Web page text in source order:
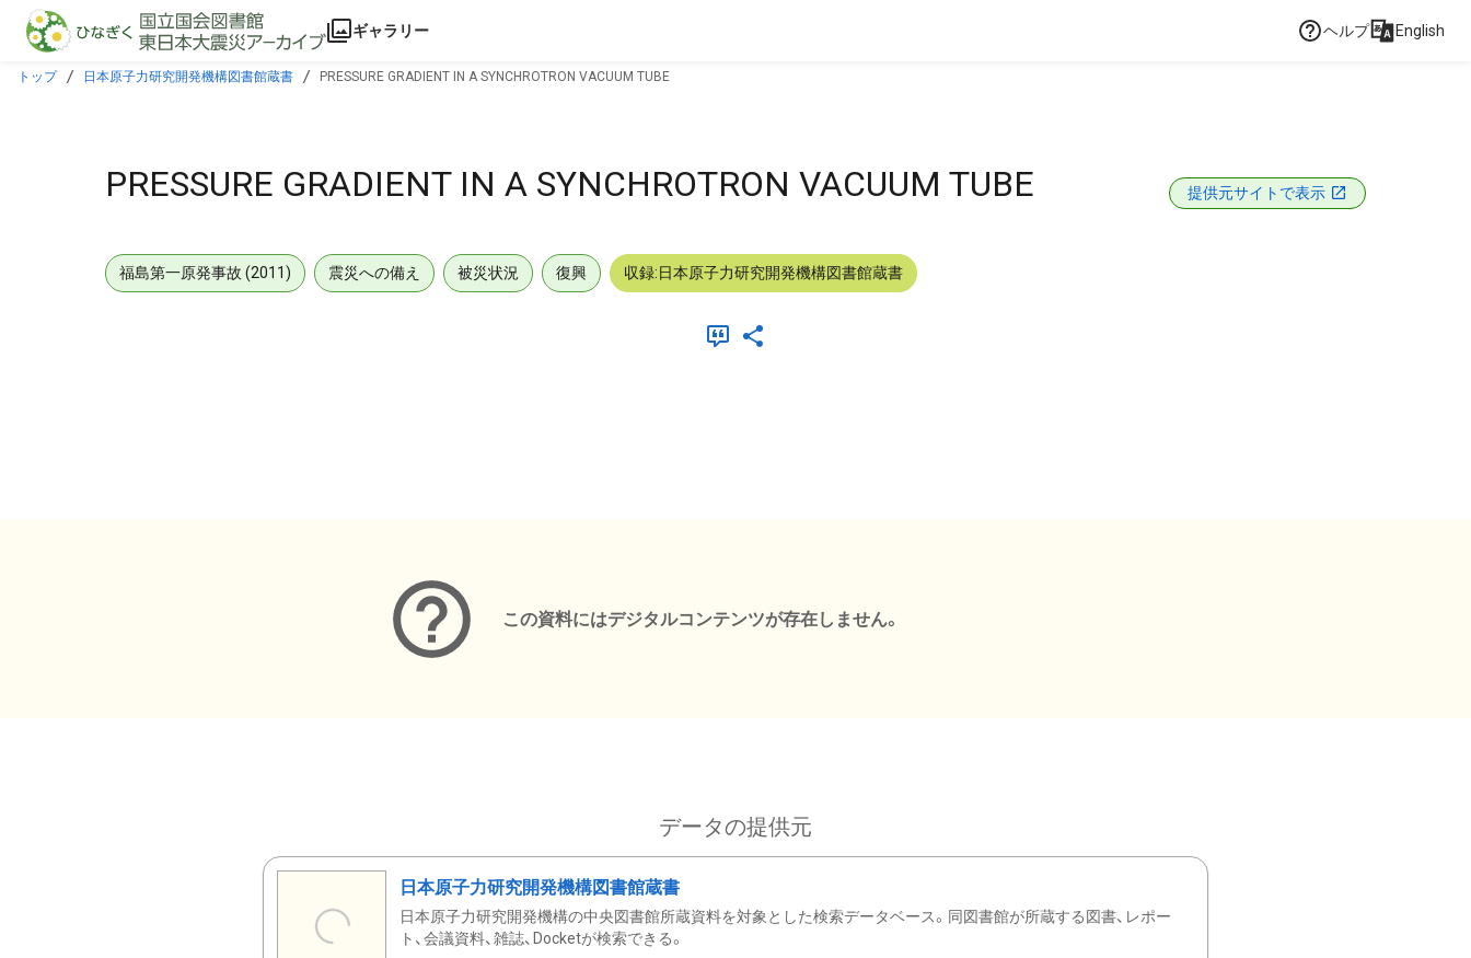
本文に飛ぶ
ギャラリー ヘルプ English
トップ 日本原子力研究開発機構図書館蔵書 PRESSURE GRADIENT IN A SYNCHROTRON VACUUM TUBE
PRESSURE GRADIENT IN A SYNCHROTRON VACUUM TUBE 提供元サイトで表示
福島第一原発事故 (2011) 震災への備え 被災状況 復興 収録:日本原子力研究開発機構図書館蔵書
この資料にはデジタルコンテンツが存在しません。
データの提供元
日本原子力研究開発機構図書館蔵書
日本原子力研究開発機構の中央図書館所蔵資料を対象とした検索データベース。同図書館が所蔵する図書、レポー
ト、会議資料、雑誌、Docketが検索できる。